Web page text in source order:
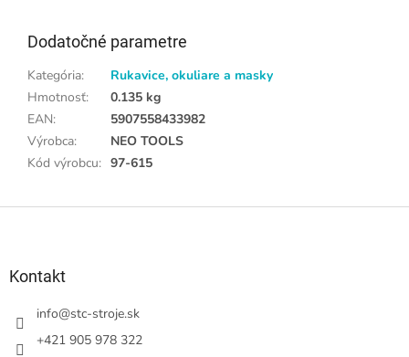
Dodatočné parametre
Kategória:
Rukavice, okuliare a masky
Hmotnosť:
0.135 kg
EAN:
5907558433982
Výrobca:
NEO TOOLS
Kód výrobcu: 97-615
Kontakt
info@stc-stroje.sk
+421 905 978 322